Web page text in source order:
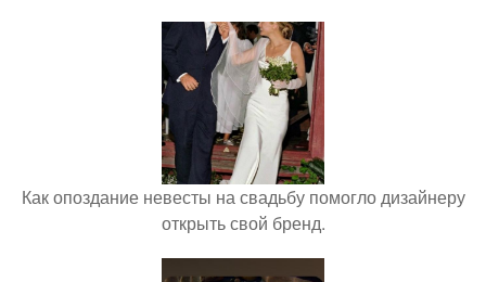
Как опоздание невесты на свадьбу помогло дизайнеру
открыть свой бренд.